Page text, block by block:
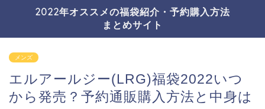
2022年オススメの福袋紹介・予約購入方法
まとめサイト
メンズ
エルアールジー(LRG)福袋2022いつ
から発売？予約通販購入方法と中身は